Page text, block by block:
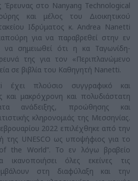
Έρευνας στο Nanyang Technological
και μέλος του Διοικητικού
Ιδρύματος κ. Andrea Nanetti
για να παραβρεθεί στην εν
να σημειωθεί ότι η κα Ταγωνίδη-
της για τον «Περιπλανώμενο
σε βιβλία του Καθηγητή Nanetti.
πλούσιο συγγραφικό και
και μακρόχρονη και πολυδιάστατη
ανάδειξης, προώθησης και
κληρονομιάς της Μεσσηνίας.
2022 επιλέχθηκε από την
της UNESCO ως υποψήφιος για το
the World”. Το εν λόγω βραβείο
ικανοποιήσει όλες εκείνες τις
στη διαφύλαξη και την